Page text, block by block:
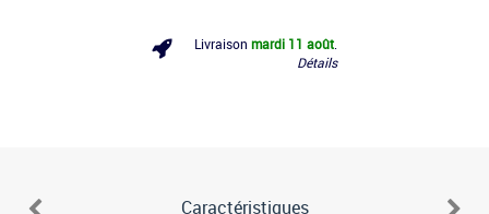
Livraison mardi 11 août
Détails
Caractéristiques